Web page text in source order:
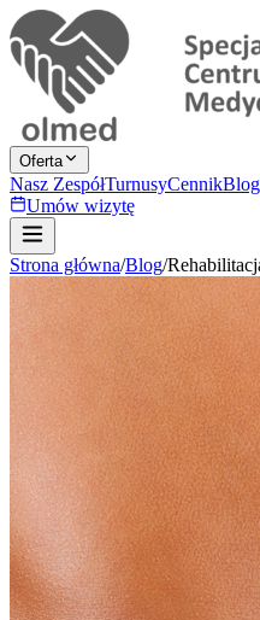
Oferta
Nasz ZespółTurnusyCennikBlog
Umów wizytę
Strona główna/Blog/